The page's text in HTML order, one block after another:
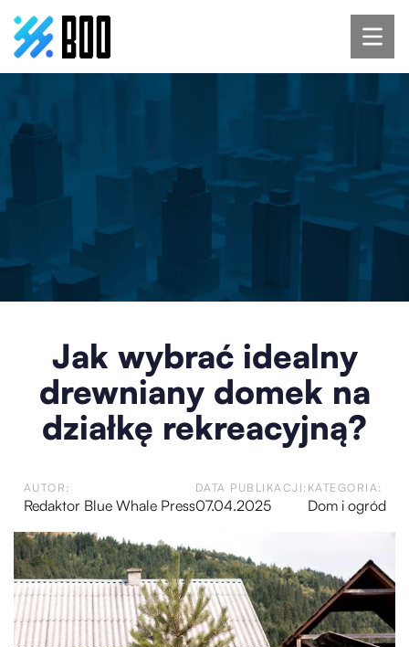
Jak wybrać idealny
drewniany domek na
działkę rekreacyjną?
AUTOR:
Redaktor Blue Whale Press
DATA PUBLIKACJI:
07.04.2025
KATEGORIA:
Dom i ogród